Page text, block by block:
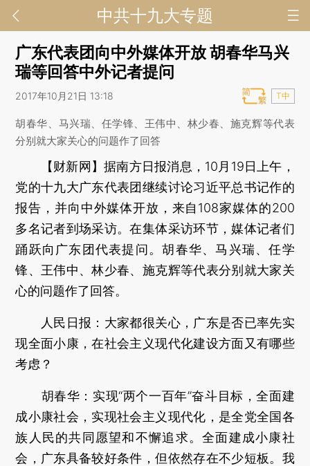
中共十九大专题
广东代表团向中外媒体开放 胡春华马兴
瑞等回答中外记者提问
2017年10月21日 13:18 T中
胡春华、马兴瑞、任学锋、王伟中、林少春、施克辉等代表
分别就大家关心的问题作了回答
【财新网】据南方日报消息，10月19日上午，
党的十九大广东代表团继续讨论习近平总书记作的
报告，并向中外媒体开放，来自108家媒体的200
多名记者到场采访。在集体采访环节，媒体记者们
踊跃向广东团代表提问。胡春华、马兴瑞、任学
锋、王伟中、林少春、施克辉等代表分别就大家关
心的问题作了回答。
人民日报： 大家都很关心，广东是否已率先实
现全面小康，在社会主义现代化建设方面又有哪些
考虑？
胡春华： 实现“两个一百年”奋斗目标，全面建
成小康社会，实现社会主义现代化，是全党全国各
族人民的共同愿望和不懈追求。全面建成小康社
会，广东具备较好条件，但依然存在不少短板。我